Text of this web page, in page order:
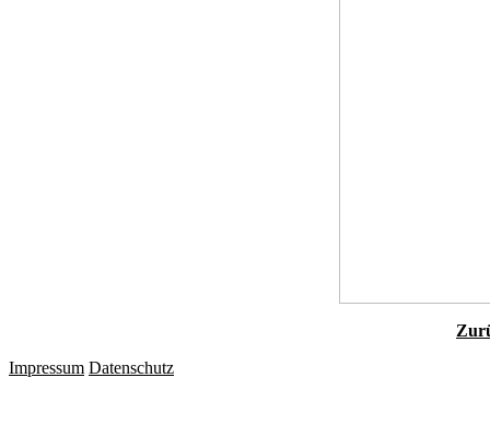
Impressum Datenschutz